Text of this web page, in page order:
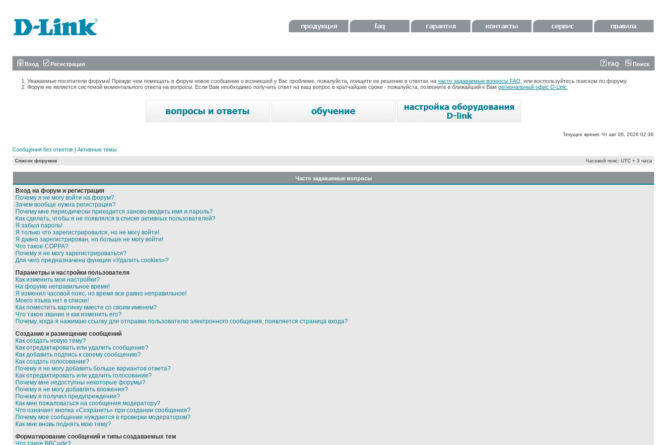
Вход Регистрация FAQ Поиск
Уважаемые посетители форума! Прежде чем помещать в форум новое сообщение о возникшей у Вас проблеме, пожалуйста, поищите ее решение в ответах на часто задаваемые вопросы FAQ , или воспользуйтесь поиском по форуму.
Форум не является системой моментального ответа на вопросы. Если Вам необходимо получить ответ на ваш вопрос в кратчайшие сроки - пожалуйста, позвоните в ближайший к Вам региональный офис D-Link.
Текущее время: Чт авг 06, 2026 02:36
Сообщения без ответов | Активные темы
Список форумов Часовой пояс: UTC + 3 часа
Часто задаваемые вопросы
Вход на форум и регистрация
Почему я не могу войти на форум?
Зачем вообще нужна регистрация?
Почему мне периодически приходится заново вводить имя и пароль?
Как сделать, чтобы я не появлялся в списке активных пользователей?
Я забыл пароль!
Я только что зарегистрировался, но не могу войти!
Я давно зарегистрирован, но больше не могу войти!
Что такое COPPA?
Почему я не могу зарегистрироваться?
Для чего предназначена функция «Удалить cookies»?
Параметры и настройки пользователя
Как изменить мои настройки?
На форуме неправильное время!
Я изменил часовой пояс, но время все равно неправильное!
Моего языка нет в списке!
Как поместить картинку вместе со своим именем?
Что такое звание и как изменить его?
Почему, когда я нажимаю ссылку для отправки пользователю электронного сообщения, появляется страница входа?
Создание и размещение сообщений
Как создать новую тему?
Как отредактировать или удалить сообщение?
Как добавить подпись к своему сообщению?
Как создать голосование?
Почему я не могу добавить больше вариантов ответа?
Как отредактировать или удалить голосование?
Почему мне недоступны некоторые форумы?
Почему я не могу добавлять вложения?
Почему я получил предупреждение?
Как мне пожаловаться на сообщения модератору?
Что означает кнопка «Сохранить» при создании сообщения?
Почему мое сообщение нуждается в проверки модератором?
Как мне вновь поднять мою тему?
Форматирование сообщений и типы создаваемых тем
Что такое BBCode?